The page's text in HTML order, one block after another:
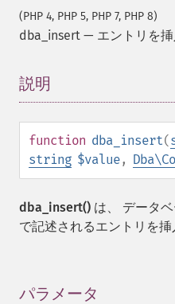
(PHP 4, PHP 5, PHP 7, PHP 8)
dba_insert — エントリを
説明
function dba_insert(
string $value,
dba_insert() は、 データ
で記述されるエントリを挿
パラメータ